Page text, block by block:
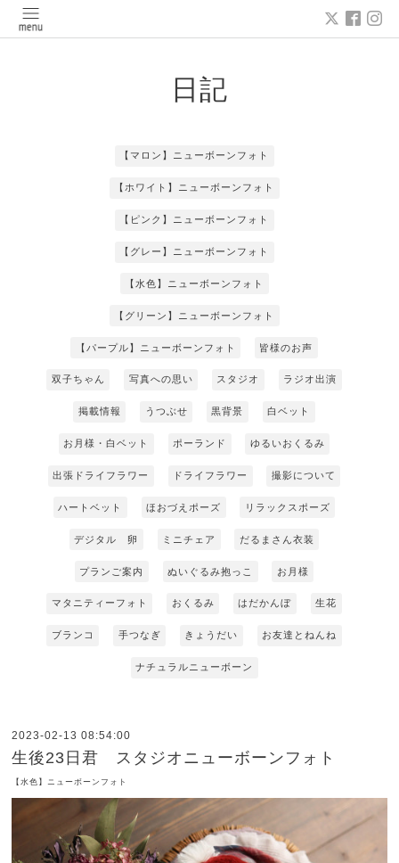
日記
【マロン】ニューボーンフォト
【ホワイト】ニューボーンフォト
【ピンク】ニューボーンフォト
【グレー】ニューボーンフォト
【水色】ニューボーンフォト
【グリーン】ニューボーンフォト
【パープル】ニューボーンフォト 皆様のお声
双子ちゃん 写真への思い スタジオ ラジオ出演
掲載情報 うつぶせ 黒背景 白ベット
お月様・白ベット ポーランド ゆるいおくるみ
出張ドライフラワー ドライフラワー 撮影について
ハートベット ほおづえポーズ リラックスポーズ
デジタル 卵 ミニチェア だるまさん衣装
プランご案内 ぬいぐるみ抱っこ お月様
マタニティーフォト おくるみ はだかんぼ 生花
ブランコ 手つなぎ きょうだい お友達とねんね
ナチュラルニューボーン
2023-02-13 08:54:00
生後23日君 スタジオニューボーンフォト
【水色】ニューボーンフォト